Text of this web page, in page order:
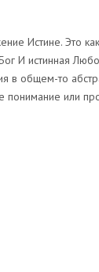
Истине. Это
И истинная
в общем-то
или